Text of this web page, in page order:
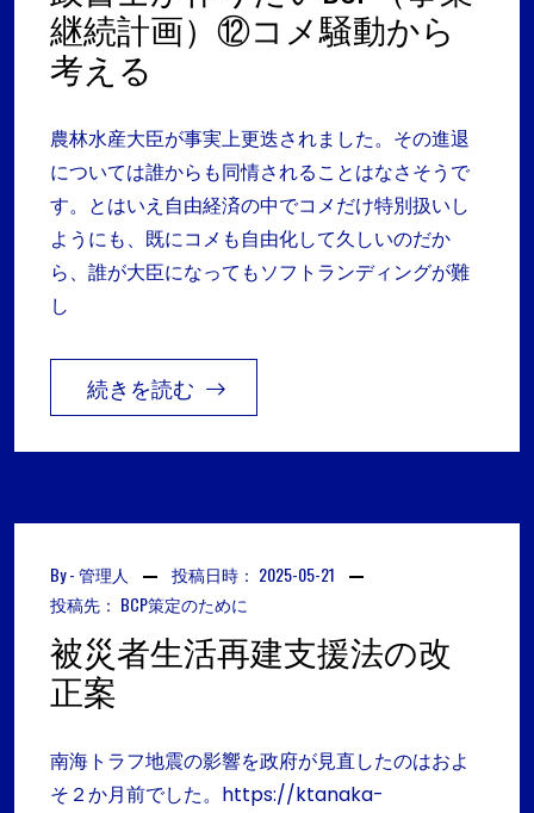
継続計画）⑫コメ騒動から
考える
農林水産大臣が事実上更迭されました。その進退
については誰からも同情されることはなさそうで
す。とはいえ自由経済の中でコメだけ特別扱いし
ようにも、既にコメも自由化して久しいのだか
ら、誰が大臣になってもソフトランディングが難
し
続きを読む
By -管理人 投稿日時： 2025-05-21
投稿先： BCP策定のために
被災者生活再建支援法の改
正案
南海トラフ地震の影響を政府が見直したのはおよ
そ２か月前でした。https://ktanaka-